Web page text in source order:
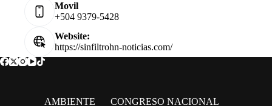
Movil
+504 9379-5428
Website:
https://sinfiltrohn-noticias.com/
AMBIENTE CONGRESO NACIONAL